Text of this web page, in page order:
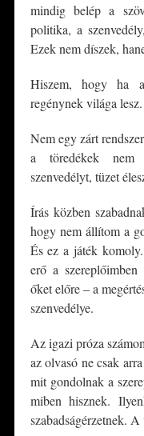
mindig belép a
politika, a
Ezek nem díszek,
Hiszem, hogy ha
regénynek világa lesz.
Nem egy zárt
a töredékek nem
szenvedélyt, tüzet
Írás közben
hogy nem állítom a
És ez a játék
erő a
őket előre – a
szenvedélye.
Az igazi próza
az olvasó ne csak
mit gondolnak a
miben hisznek.
szabadságérzetnek.